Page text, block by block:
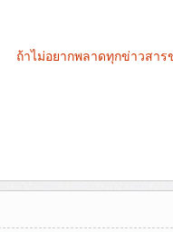
ถ้าไม่อยากพลาดทุกข่าวสาร